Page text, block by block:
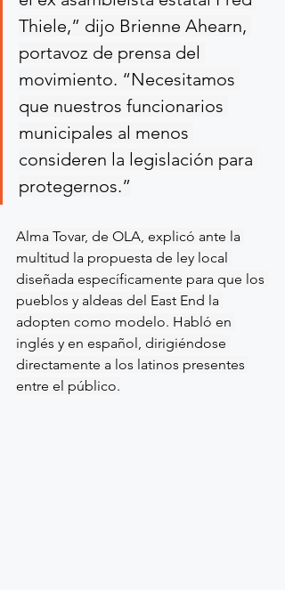
Thiele,” dijo Brienne Ahearn,
portavoz de prensa del
movimiento. “Necesitamos
que nuestros funcionarios
municipales al menos
consideren la legislación para
protegernos.”
Alma Tovar, de OLA, explicó ante la
multitud la propuesta de ley local
diseñada específicamente para que los
pueblos y aldeas del East End la
adopten como modelo. Habló en
inglés y en español, dirigiéndose
directamente a los latinos presentes
entre el público.